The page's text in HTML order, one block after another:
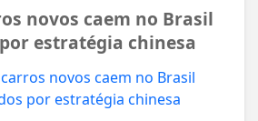
novos caem no Brasil
estratégia chinesa